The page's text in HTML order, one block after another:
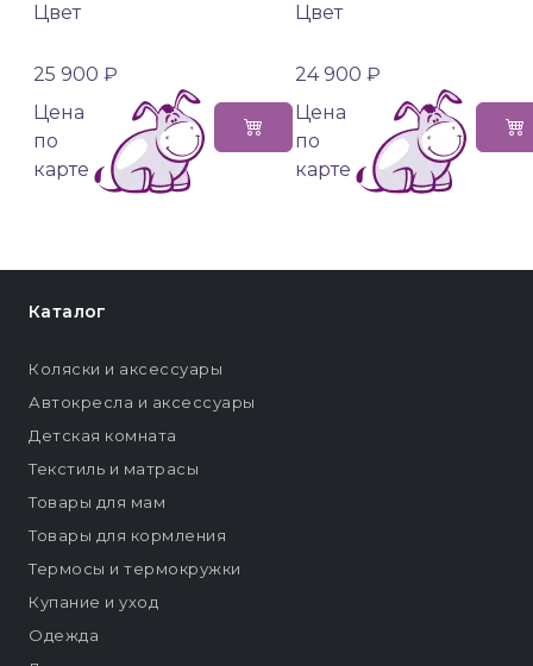
Цвет
25 900 ₽
Цена
по
карте
Цвет
24 900 ₽
Цена
по
карте
Каталог
Коляски и аксессуары
Автокресла и аксессуары
Детская комната
Текстиль и матрасы
Товары для мам
Товары для кормления
Термосы и термокружки
Купание и уход
Одежда